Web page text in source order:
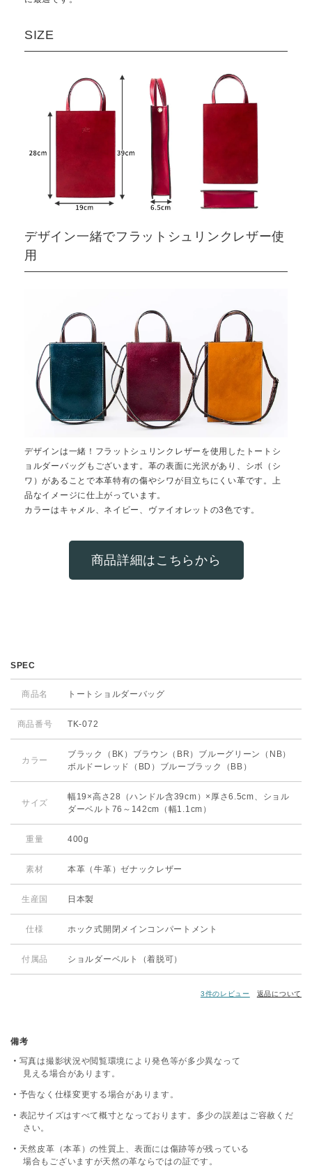
SIZE
デザイン一緒でフラットシュリンクレザー使
用
デザインは一緒！フラットシュリンクレザーを使用したトートシ
ョルダーバッグもございます。革の表面に光沢があり、シボ（シ
ワ）があることで本革特有の傷やシワが目立ちにくい革です。上
品なイメージに仕上がっています。
カラーはキャメル、ネイビー、ヴァイオレットの3色です。
商品詳細はこちらから
SPEC
商品名 トートショルダーバッグ
商品番号 TK-072
カラー
ブラック（BK）ブラウン（BR）ブルーグリーン（NB）
ボルドーレッド（BD）ブルーブラック（BB）
サイズ
幅19×高さ28（ハンドル含39cm）×厚さ6.5cm、ショル
ダーベルト76～142cm（幅1.1cm）
重量 400g
素材 本革（牛革）ゼナックレザー
生産国 日本製
仕様 ホック式開閉メインコンパートメント
付属品 ショルダーベルト（着脱可）
3件のレビュー 返品について
備考
写真は撮影状況や閲覧環境により発色等が多少異なって
見える場合があります。
予告なく仕様変更する場合があります。
表記サイズはすべて概寸となっております。多少の誤差はご容赦くだ
さい。
天然皮革（本革）の性質上、表面には傷跡等が残っている
場合もございますが天然の革ならではの証です。